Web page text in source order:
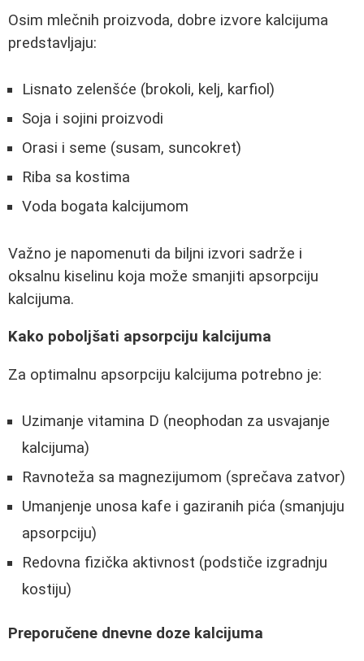
Osim mlečnih proizvoda, dobre izvore kalcijuma
predstavljaju:
Lisnato zelenšće (brokoli, kelj, karfiol)
Soja i sojini proizvodi
Orasi i seme (susam, suncokret)
Riba sa kostima
Voda bogata kalcijumom
Važno je napomenuti da biljni izvori sadrže i
oksalnu kiselinu koja može smanjiti apsorpciju
kalcijuma.
Kako poboljšati apsorpciju kalcijuma
Za optimalnu apsorpciju kalcijuma potrebno je:
Uzimanje vitamina D (neophodan za usvajanje
kalcijuma)
Ravnoteža sa magnezijumom (sprečava zatvor)
Umanjenje unosa kafe i gaziranih pića (smanjuju
apsorpciju)
Redovna fizička aktivnost (podstiče izgradnju
kostiju)
Preporučene dnevne doze kalcijuma